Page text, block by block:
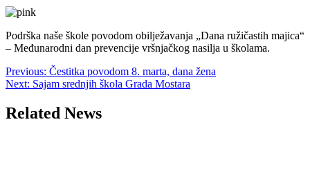
Podrška naše škole povodom obilježavanja „Dana ružičastih majica“
– Međunarodni dan prevencije vršnjačkog nasilja u školama.
Post
navigation
Previous: Čestitka povodom 8. marta, dana žena
Next: Sajam srednjih škola Grada Mostara
Related News